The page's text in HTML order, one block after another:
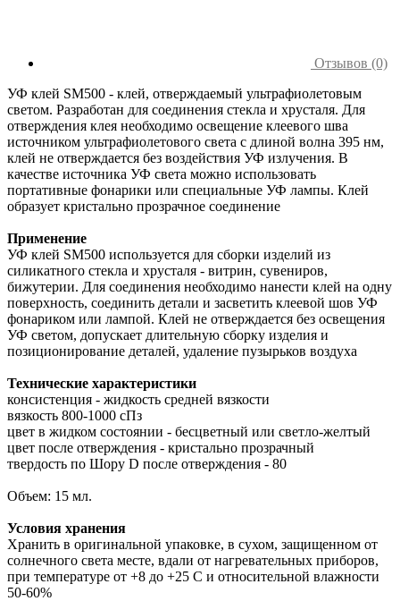
Отзывов (0)
УФ клей SM500 - клей, отверждаемый ультрафиолетовым
светом. Разработан для соединения стекла и хрусталя. Для
отверждения клея необходимо освещение клеевого шва
источником ультрафиолетового света с длиной волна 395 нм,
клей не отверждается без воздействия УФ излучения. В
качестве источника УФ света можно использовать
портативные фонарики или специальные УФ лампы. Клей
образует кристально прозрачное соединение
Применение
УФ клей SM500 используется для сборки изделий из
силикатного стекла и хрусталя - витрин, сувениров,
бижутерии. Для соединения необходимо нанести клей на одну
поверхность, соединить детали и засветить клеевой шов УФ
фонариком или лампой. Клей не отверждается без освещения
УФ светом, допускает длительную сборку изделия и
позиционирование деталей, удаление пузырьков воздуха
Технические характеристики
консистенция - жидкость средней вязкости
вязкость 800-1000 сПз
цвет в жидком состоянии - бесцветный или светло-желтый
цвет после отверждения - кристально прозрачный
твердость по Шору D после отверждения - 80
Объем: 15 мл.
Условия хранения
Хранить в оригинальной упаковке, в сухом, защищенном от
солнечного света месте, вдали от нагревательных приборов,
при температуре от +8 до +25 С и относительной влажности
50-60%